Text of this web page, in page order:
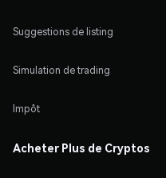
Suggestions de listing
Simulation de trading
Impôt
Acheter Plus de Cryptos